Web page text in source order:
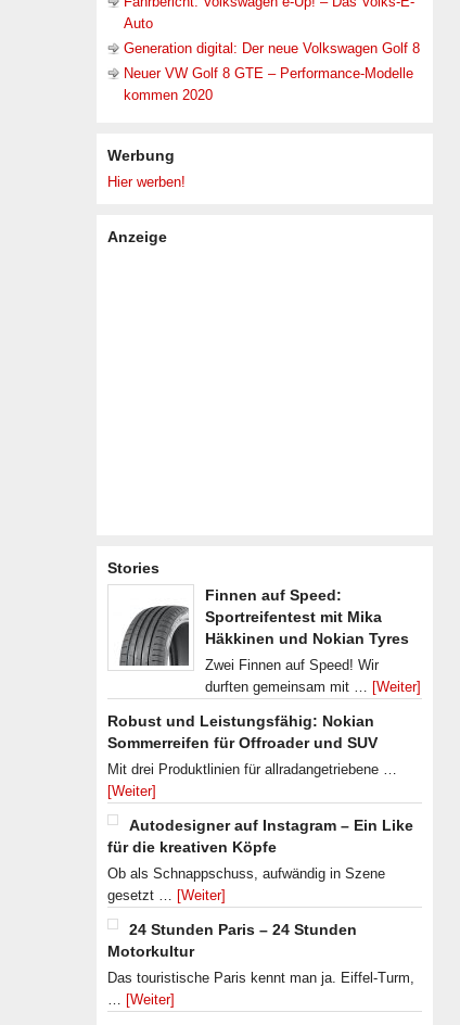
Auto
Generation digital: Der neue Volkswagen Golf 8
Neuer VW Golf 8 GTE – Performance-Modelle
kommen 2020
Werbung
Hier werben!
Anzeige
Stories
Finnen auf Speed:
Sportreifentest mit Mika
Häkkinen und Nokian Tyres
Zwei Finnen auf Speed! Wir
durften gemeinsam mit … [Weiter]
Robust und Leistungsfähig: Nokian
Sommerreifen für Offroader und SUV
Mit drei Produktlinien für allradangetriebene …
[Weiter]
Autodesigner auf Instagram – Ein Like
für die kreativen Köpfe
Ob als Schnappschuss, aufwändig in Szene
gesetzt … [Weiter]
24 Stunden Paris – 24 Stunden
Motorkultur
Das touristische Paris kennt man ja. Eiffel-Turm,
… [Weiter]